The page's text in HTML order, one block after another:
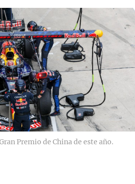
Premio de China de este año.